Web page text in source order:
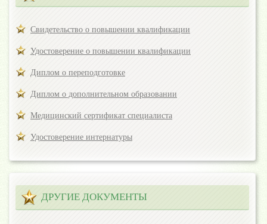
Свидетельство о повышении квалификации
Удостоверение о повышении квалификации
Диплом о переподготовке
Диплом о дополнительном образовании
Медицинский сертификат специалиста
Удостоверение интернатуры
ДРУГИЕ ДОКУМЕНТЫ